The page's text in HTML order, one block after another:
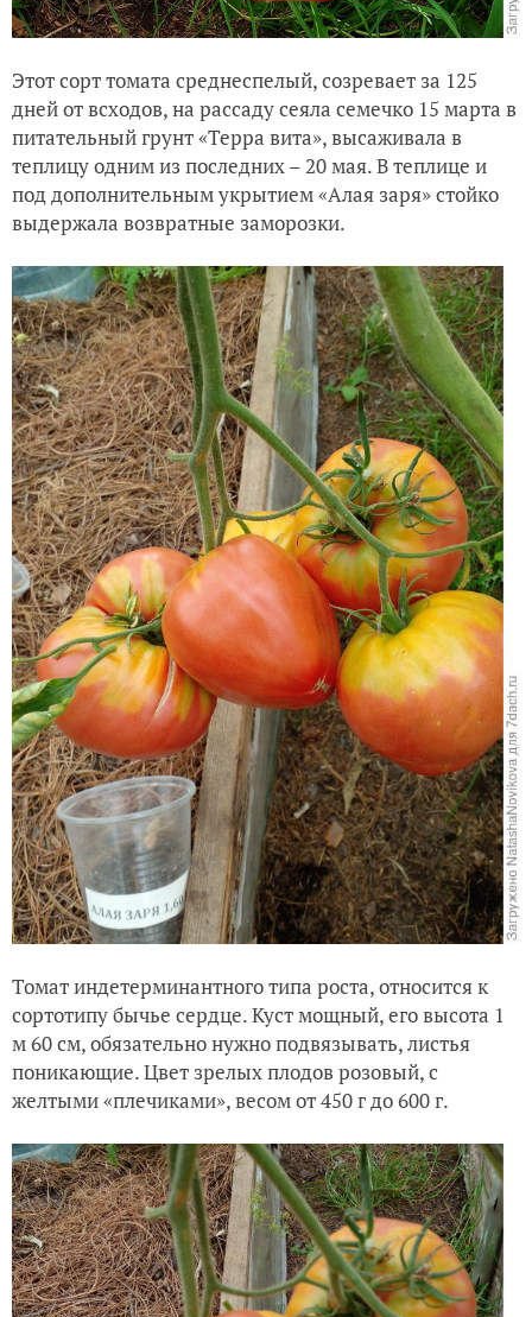
Этот сорт томата среднеспелый, созревает за 125
дней от всходов, на рассаду сеяла семечко 15 марта в
питательный грунт «Терра вита», высаживала в
теплицу одним из последних – 20 мая. В теплице и
под дополнительным укрытием «Алая заря» стойко
выдержала возвратные заморозки.
Томат индетерминантного типа роста, относится к
сортотипу бычье сердце. Куст мощный, его высота 1
м 60 см, обязательно нужно подвязывать, листья
поникающие. Цвет зрелых плодов розовый, с
желтыми «плечиками», весом от 450 г до 600 г.